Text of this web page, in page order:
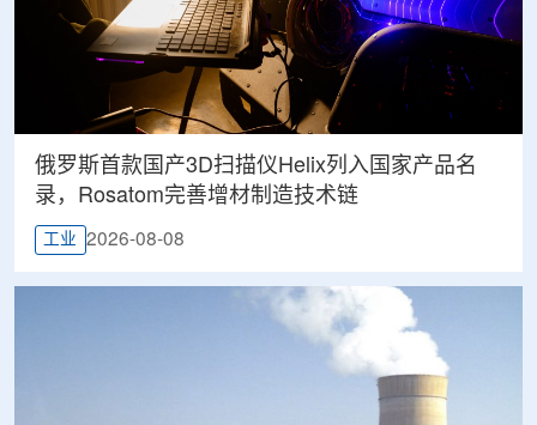
俄罗斯首款国产3D扫描仪Helix列入国家产品名
录，Rosatom完善增材制造技术链
工业 2026-08-08